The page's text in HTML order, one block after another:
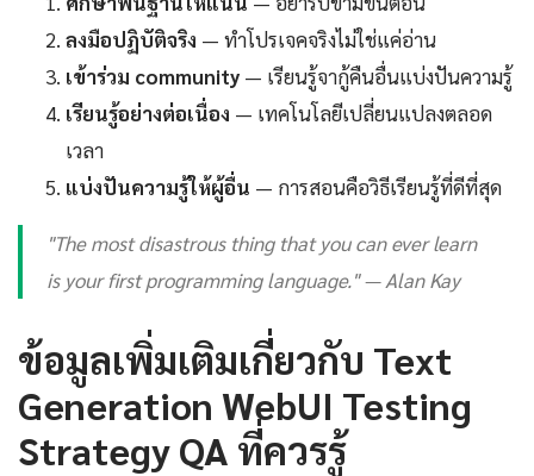
ลงมือปฏิบัติจริง — ทำโปรเจคจริงไม่ใช่แค่อ่าน
เข้าร่วม community — เรียนรู้จากู้คืนอื่นแบ่งปันความรู้
เรียนรู้อย่างต่อเนื่อง — เทคโนโลยีเปลี่ยนแปลงตลอด
เวลา
แบ่งปันความรู้ให้ผู้อื่น — การสอนคือวิธีเรียนรู้ที่ดีที่สุด
"The most disastrous thing that you can ever learn
is your first programming language." — Alan Kay
ข้อมูลเพิ่มเติมเกี่ยวกับ Text
Generation WebUI Testing
Strategy QA ที่ควรรู้